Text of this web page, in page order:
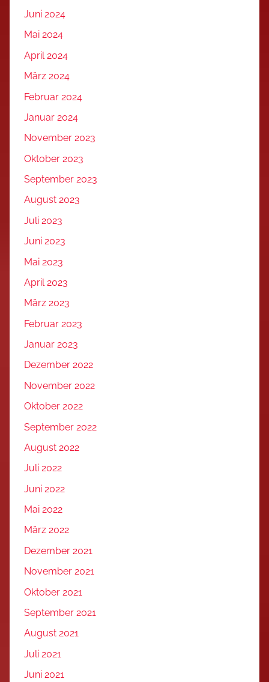
Juni 2024
Mai 2024
April 2024
März 2024
Februar 2024
Januar 2024
November 2023
Oktober 2023
September 2023
August 2023
Juli 2023
Juni 2023
Mai 2023
April 2023
März 2023
Februar 2023
Januar 2023
Dezember 2022
November 2022
Oktober 2022
September 2022
August 2022
Juli 2022
Juni 2022
Mai 2022
März 2022
Dezember 2021
November 2021
Oktober 2021
September 2021
August 2021
Juli 2021
Juni 2021